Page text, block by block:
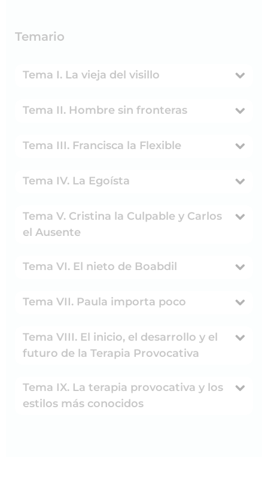
Temario
Tema I. La vieja del visillo
Tema II. Hombre sin fronteras
Tema III. Francisca la Flexible
Tema IV. La Egoísta
Tema V. Cristina la Culpable y Carlos
el Ausente
Tema VI. El nieto de Boabdil
Tema VII. Paula importa poco
Tema VIII. El inicio, el desarrollo y el
futuro de la Terapia Provocativa
Tema IX. La terapia provocativa y los
estilos más conocidos